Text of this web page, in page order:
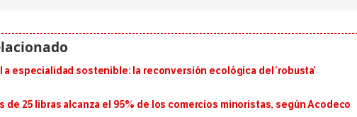
a especialidad sostenible: la reconversión ecológica del ‘robusta’
de 25 libras alcanza el 95% de los comercios minoristas, según Acodeco